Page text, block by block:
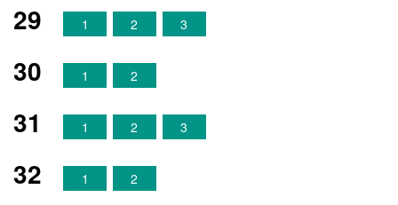
29 1 2 3
30 1 2
31 1 2 3
32 1 2